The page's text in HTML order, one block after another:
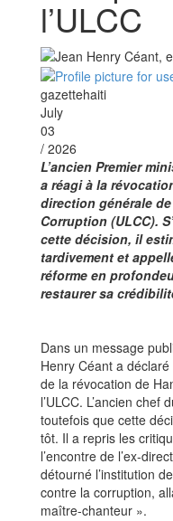
l’ULCC
gazettehaiti
July
03
/ 2026
L’ancien Premier
a réagi à la
direction générale
Corruption (ULCC).
cette décision, il
tardivement et
réforme en
restaurer sa
Dans un message
Henry Céant a
de la révocation de
l’ULCC. L’ancien
toutefois que cette
tôt. Il a repris les
l’encontre de l’ex-
détourné l’institution
contre la corruption,
maître-chanteur ».